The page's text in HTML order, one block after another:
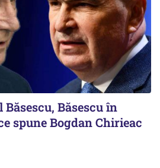
Băsescu, Băsescu în
spune Bogdan Chirieac